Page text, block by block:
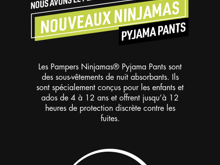
Les Pampers Ninjamas® Pyjama Pants sont
des sous-vêtements de nuit absorbants. Ils
sont spécialement conçus pour les enfants et
ados de 4 à 12 ans et offrent jusqu’à 12
heures de protection discrète contre les
fuites.